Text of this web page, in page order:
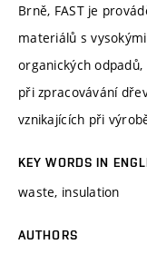
Brně, FAST je
materiálů s
organických
při zpracovávání
vznikajících při
KEY WORDS IN
waste, insulation
AUTHORS